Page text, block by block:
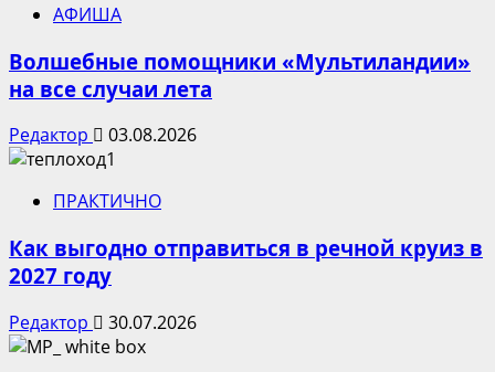
АФИША
Волшебные помощники «Мультиландии»
на все случаи лета
Редактор 03.08.2026
ПРАКТИЧНО
Как выгодно отправиться в речной круиз в
2027 году
Редактор 30.07.2026